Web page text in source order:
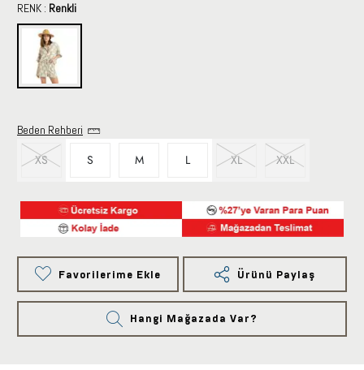
RENK : Renkli
Beden Rehberi
XS S M L XL XXL
Favorilerime Ekle Ürünü Paylaş
Hangi Mağazada Var?